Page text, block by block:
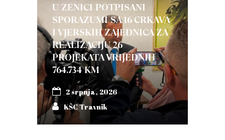
U ZENICI POTPISANI
SPORAZUMI SA 16 CRKAVA
I VJERSKIH ZAJEDNICA ZA
REALIZACIJU 26
PROJEKATA VRIJEDNIH
764.734 KM
2 srpnja, 2026
KŠC Travnik